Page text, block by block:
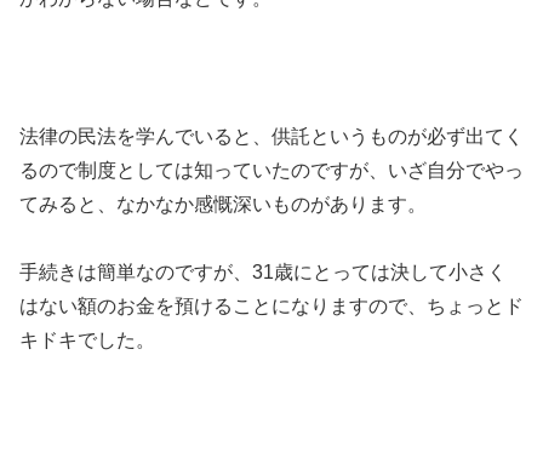
法律の民法を学んでいると、供託というものが必ず出てく
るので制度としては知っていたのですが、いざ自分でやっ
てみると、なかなか感慨深いものがあります。
手続きは簡単なのですが、31歳にとっては決して小さく
はない額のお金を預けることになりますので、ちょっとド
キドキでした。